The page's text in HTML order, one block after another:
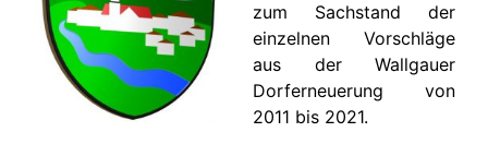
zum Sachstand der
einzelnen Vorschläge
aus der Wallgauer
Dorferneuerung von
2011 bis 2021.